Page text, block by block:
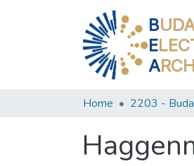
B
E
A
Home 2203 -